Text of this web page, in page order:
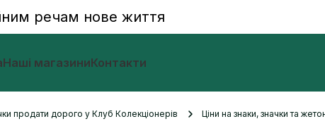
речам нове життя
Наші магазиниКонтакти
продати дорого у Клуб Колекціонерів Ціни на знаки, значки та